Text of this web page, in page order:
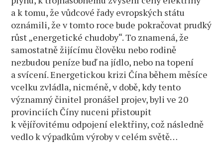
a k tomu, že vůdcové řady evropských státu
oznámili, že v tomto roce bude pokračovat prudký
růst „energetické chudoby“. To znamená, že
samostatně žijícímu člověku nebo rodině
nezbudou peníze buď na jídlo, nebo na topení
a svícení. Energetickou krizi Čína během měsíce
vcelku zvládla, nicméně, v době, kdy tento
významný činitel pronášel projev, byli ve 20
provinciích Číny nuceni přistoupit
k vějířovitému odpojení elektřiny, což následně
vedlo k výpadkům výroby v celém světě…